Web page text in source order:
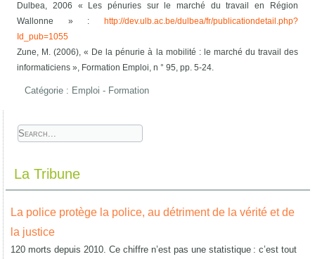
Dulbea, 2006 « Les pénuries sur le marché du travail en Région
Wallonne » :
http://dev.ulb.ac.be/dulbea/fr/publicationdetail.php?
Id_pub=1055
Zune, M. (2006), « De la pénurie à la mobilité : le marché du travail des
informaticiens », Formation Emploi, n ° 95, pp. 5-24.
Catégorie : Emploi - Formation
La Tribune
La police protège la police, au détriment de la vérité et de
la justice
120 morts depuis 2010. Ce chiffre n’est pas une statistique : c’est tout